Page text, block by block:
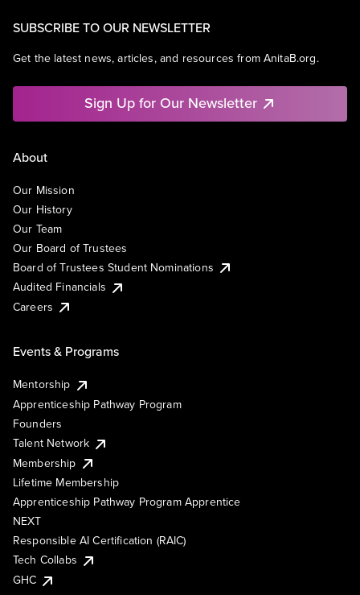
SUBSCRIBE TO OUR NEWSLETTER
Get the latest news, articles, and resources from AnitaB.org.
Sign Up for Our Newsletter
About
Our Mission
Our History
Our Team
Our Board of Trustees
Board of Trustees Student Nominations
Audited Financials
Careers
Events & Programs
Mentorship
Apprenticeship Pathway Program
Founders
Talent Network
Membership
Lifetime Membership
Apprenticeship Pathway Program Apprentice
NEXT
Responsible AI Certification (RAIC)
Tech Collabs
GHC